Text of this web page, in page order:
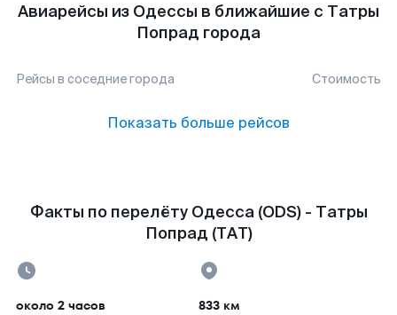
Авиарейсы из Одессы в ближайшие с Татры
Попрад города
Рейсы в соседние города Стоимость
Показать больше рейсов
Факты по перелёту Одесса (ODS) - Татры
Попрад (TAT)
около 2 часов 833 км